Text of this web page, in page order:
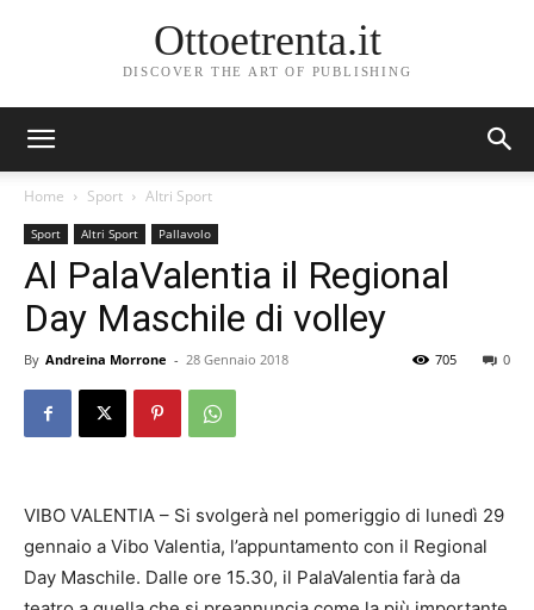
Ottoetrenta.it
DISCOVER THE ART OF PUBLISHING
Home Sport Altri Sport
Sport Altri Sport Pallavolo
Al PalaValentia il Regional
Day Maschile di volley
By Andreina Morrone - 28 Gennaio 2018 0
705
VIBO VALENTIA – Si svolgerà nel pomeriggio di lunedì 29
gennaio a Vibo Valentia, l’appuntamento con il Regional
Day Maschile. Dalle ore 15.30, il PalaValentia farà da